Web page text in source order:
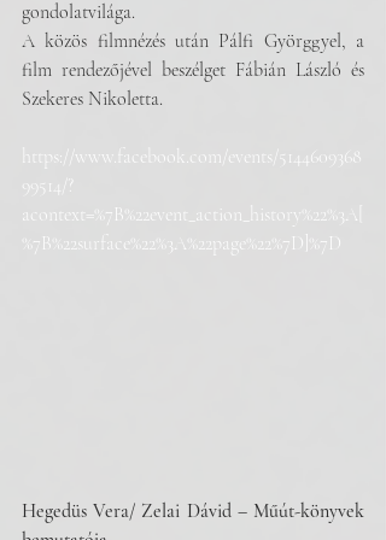
gondolatvilága.
A közös filmnézés után Pálfi Györggyel, a
film rendezőjével beszélget Fábián László és
Szekeres Nikoletta.
https://www.facebook.com/events/5144609368
99514/?
acontext=%7B%22event_action_history%22%3A[
%7B%22surface%22%3A%22page%22%7D]%7D
Hegedüs Vera/ Zelai Dávid – Műút-könyvek